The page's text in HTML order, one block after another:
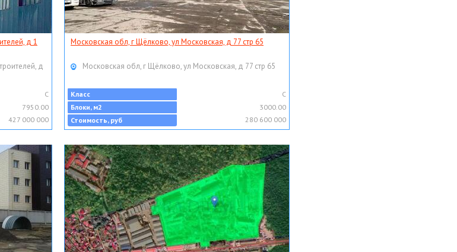
д 1
д
C
7950.00
427 000 000
Московская обл, г Щёлково, ул Московская, д 77 стр 65
Московская обл, г Щёлково, ул Московская, д 77 стр 65
Класс
C
Блоки, м2
3000.00
Стоимость, руб
280 600 000